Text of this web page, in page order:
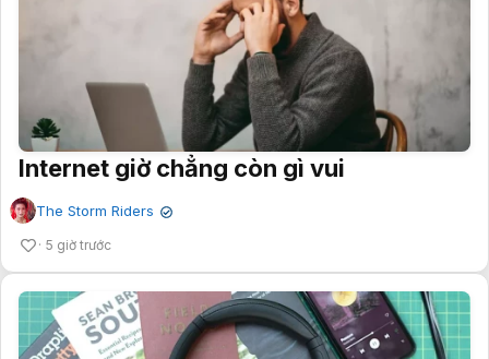
Internet giờ chẳng còn gì vui
The Storm Riders ✔
5 giờ trước